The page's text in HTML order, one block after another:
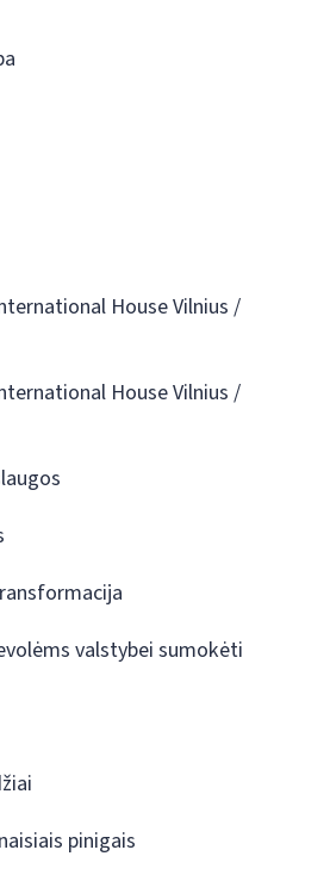
House Vilnius /
House Vilnius /
valstybei sumokėti
pinigais